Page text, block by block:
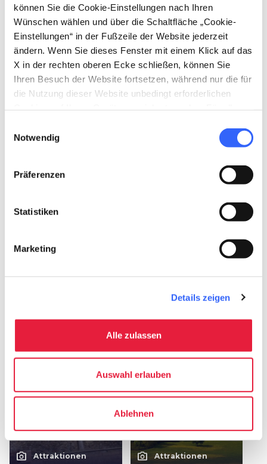
können Sie die Cookie-Einstellungen nach Ihren
Wünschen wählen und über die Schaltfläche „Cookie-
Einstellungen“ in der Fußzeile der Website jederzeit
ändern. Wenn Sie dieses Fenster mit einem Klick auf das
X in der rechten oberen Ecke schließen, können Sie
Ihren Besuch der Website fortsetzen, während nur die für
die Nutzung dieser Website unbedingt erforderlichen
Zustimmung.
Notwendig
Präferenzen
Statistiken
Marketing
Details zeigen
Alle zulassen
Auswahl erlauben
Ablehnen
Planen
hotel Übernachten (auf Englisch) chevron_right
holiday_village Pauschalen und Unterkünfte
local_library Karten und Reiseführer chevron_right
Sonstige Attraktionen
in Cinigiano
Mehr über den Ort erfahren
photo_camera Attraktionen
favorite_border
photo_camera Attraktionen